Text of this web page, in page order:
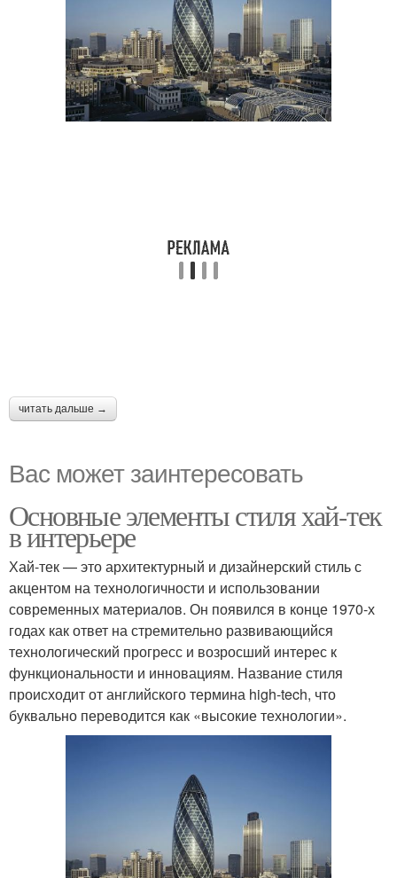
читать дальше →
Вас может заинтересовать
Основные элементы стиля хай-тек
в интерьере
Хай-тек — это архитектурный и дизайнерский стиль с
акцентом на технологичности и использовании
современных материалов. Он появился в конце 1970-х
годах как ответ на стремительно развивающийся
технологический прогресс и возросший интерес к
функциональности и инновациям. Название стиля
происходит от английского термина high-tech, что
буквально переводится как «высокие технологии».